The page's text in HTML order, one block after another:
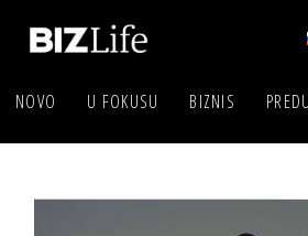
NOVO U FOKUSU BIZNIS